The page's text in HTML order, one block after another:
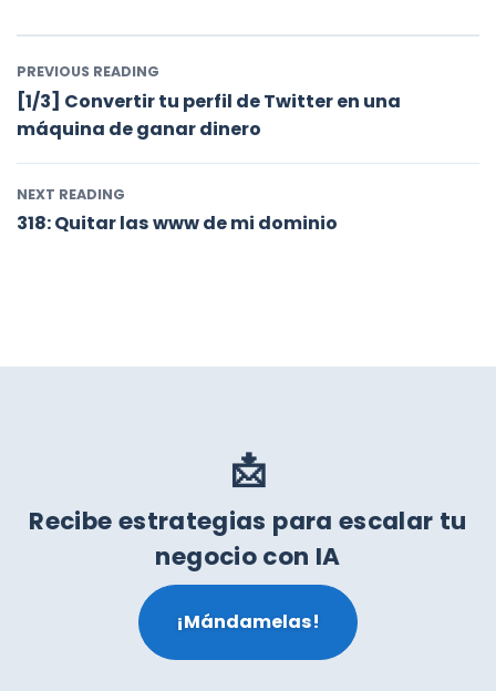
PREVIOUS READING
[1/3] Convertir tu perfil de Twitter en una
máquina de ganar dinero
NEXT READING
318: Quitar las www de mi dominio
📩
Recibe estrategias para escalar tu
negocio con IA
¡Mándamelas!